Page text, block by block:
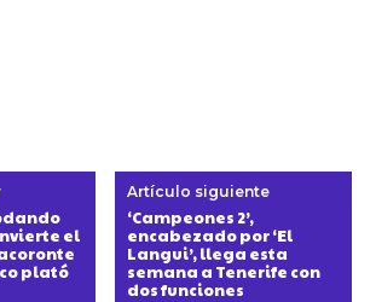
el
plató
Artículo siguiente
‘Campeones 2’,
encabezado por ‘El
Langui’, llega esta
semana a Tenerife con
dos funciones